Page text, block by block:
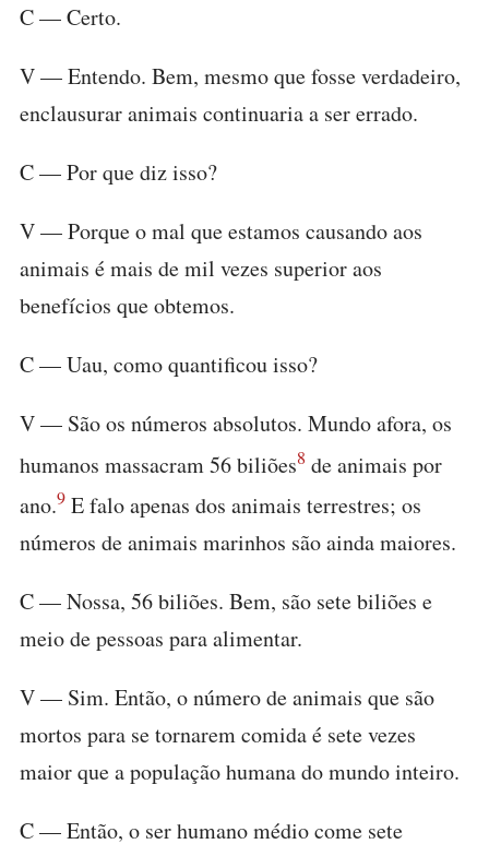
C — Certo.
V — Entendo. Bem, mesmo que fosse verdadeiro,
enclausurar animais continuaria a ser errado.
C — Por que diz isso?
V — Porque o mal que estamos causando aos
animais é mais de mil vezes superior aos
benefícios que obtemos.
C — Uau, como quantificou isso?
V — São os números absolutos. Mundo afora, os
humanos massacram 56 biliões8 de animais por
ano.9 E falo apenas dos animais terrestres; os
números de animais marinhos são ainda maiores.
C — Nossa, 56 biliões. Bem, são sete biliões e
meio de pessoas para alimentar.
V — Sim. Então, o número de animais que são
mortos para se tornarem comida é sete vezes
maior que a população humana do mundo inteiro.
C — Então, o ser humano médio come sete